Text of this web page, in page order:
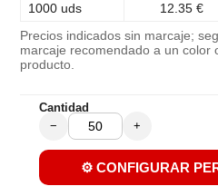
1000 uds
12.35 €
Precios indicados sin marcaje;
marcaje recomendado a un color
producto.
Cantidad
− +
⚙️ CONFIGURAR